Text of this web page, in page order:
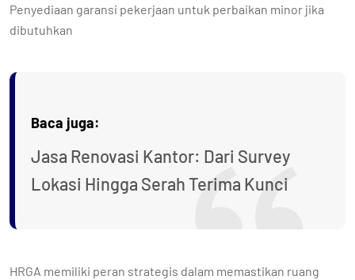
Penyediaan garansi pekerjaan untuk perbaikan minor jika
dibutuhkan
Baca juga:
Jasa Renovasi Kantor: Dari Survey
Lokasi Hingga Serah Terima Kunci
HRGA memiliki peran strategis dalam memastikan ruang